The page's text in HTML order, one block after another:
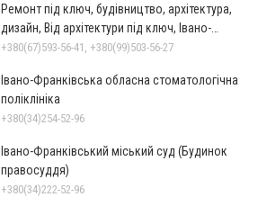
Ремонт під ключ, будівництво, архітектура,
дизайн, Від архітектури під ключ, Івано-
Франківськ
+380(67)593-56-41, +380(99)503-56-27
Івано-Франківська обласна стоматологічна
поліклініка
+380(34)254-52-96
Івано-Франківський міський суд (Будинок
правосуддя)
+380(34)222-52-96